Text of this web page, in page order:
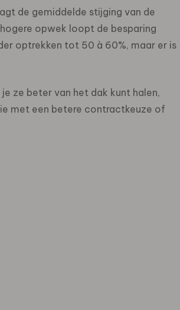
de gemiddelde stijging van de
opwek loopt de besparing
optrekken tot 50 à 60%, maar er is
ze beter van het dak kunt halen,
met een betere contractkeuze of